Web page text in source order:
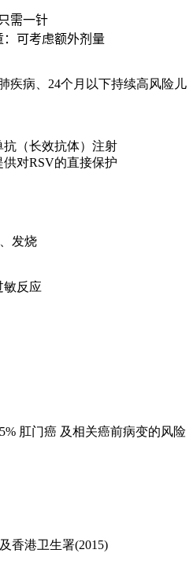
需一针
：可考虑额外剂量
疾病、24个月以下持续高风险儿
（长效抗体）注射
对RSV的直接保护
发烧
敏反应
肛门癌 及相关癌前病变的风险
香港卫生署(2015)